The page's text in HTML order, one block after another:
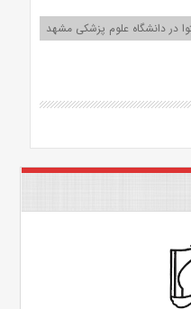
در دانشگاه علوم پزشکی مشهد